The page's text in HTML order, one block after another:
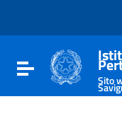
Vai al footer
Attiva / disattiva la
Sito